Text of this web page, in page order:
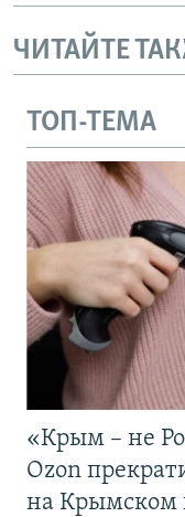
ЧИТАЙТЕ
ТОП-ТЕМА
«Крым – не
Ozon
на Крымском